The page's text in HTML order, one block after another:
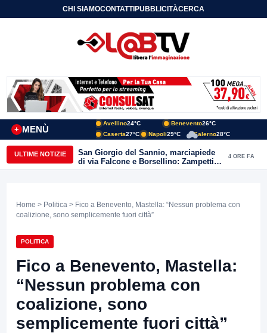
CHI SIAMOCONTATTIPUBBLICITÀCERCA
MENÙ
+
Avellino24°C Benevento26°C
Caserta27°C Napoli29°C Salerno28°C
ULTIME NOTIZIE
San Giorgio del Sannio, marciapiede
di via Falcone e Borsellino: Zampetti e
Lombardi replicano alle polemiche
4 ORE FA
Home > Politica > Fico a Benevento, Mastella: “Nessun problema con
coalizione, sono semplicemente fuori città”
POLITICA
Fico a Benevento, Mastella:
“Nessun problema con
coalizione, sono
semplicemente fuori città”